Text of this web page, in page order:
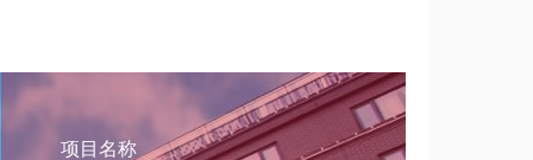
项目名称